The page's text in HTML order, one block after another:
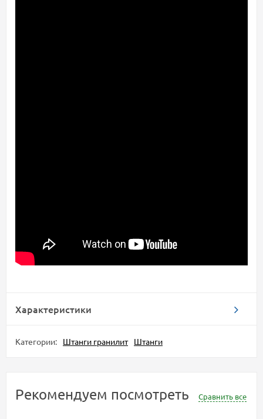
Характеристики
Категории: Штанги гранилит Штанги
Рекомендуем посмотреть Сравнить все